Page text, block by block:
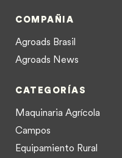
COMPAÑIA
Agroads Brasil
Agroads News
CATEGORÍAS
Maquinaria Agrícola
Campos
Equipamiento Rural